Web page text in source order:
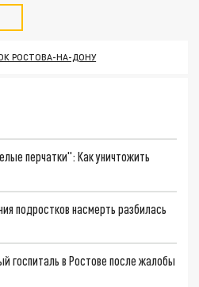
РОСТОВА-НА-ДОНУ
перчатки": Как уничтожить
подростков насмерть разбилась
госпиталь в Ростове после жалобы